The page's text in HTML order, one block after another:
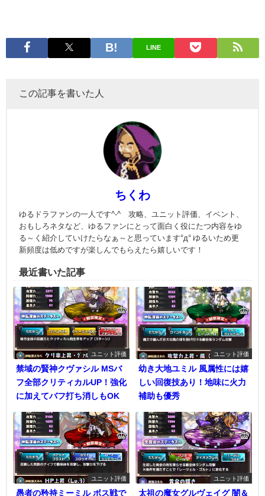
LINE
この記事を書いた人
ちくわ
ゆるドラファンの一人です^-^ 攻略、ユニット評価、イベント、
おもしろネタなど、ゆるファンにとって面白く役にたつ内容をゆ
る～く紹介していけたらなぁ～と思っています°д° ゆるいため更
新頻度は低めですが楽しんでもらえたら嬉しいです！
最近書いた記事
ユニット評価
禁域の賢神クヴァシル MSバ
フ全部クリティカルUP！強化
に加えてバフ打ち消しもOK
ユニット評価
幼き大地ユミル 風属性には嬉
しい回復技あり！地味に火力
補助も優秀
ユニット評価
愚者の矜持ミーミル ボス戦で
ユニット評価
太祖の魔女グルヴェイグ 闇＆